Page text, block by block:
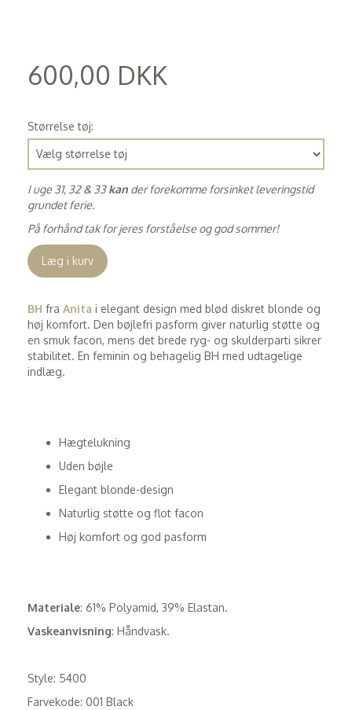
600,00 DKK
Størrelse tøj:
I uge 31, 32 & 33kan der forekomme forsinket leveringstid
grundet ferie.
På forhånd tak for jeres forståelse og god sommer!
Læg i kurv
BH fra Anita i elegant design med blød diskret blonde og
høj komfort. Den bøjlefri pasform giver naturlig støtte og
en smuk facon, mens det brede ryg- og skulderparti sikrer
stabilitet. En feminin og behagelig BH med udtagelige
indlæg.
Hægtelukning
Uden bøjle
Elegant blonde-design
Naturlig støtte og flot facon
Høj komfort og god pasform
Materiale: 61% Polyamid, 39% Elastan.
Vaskeanvisning: Håndvask.
Style: 5400
Farvekode: 001 Black